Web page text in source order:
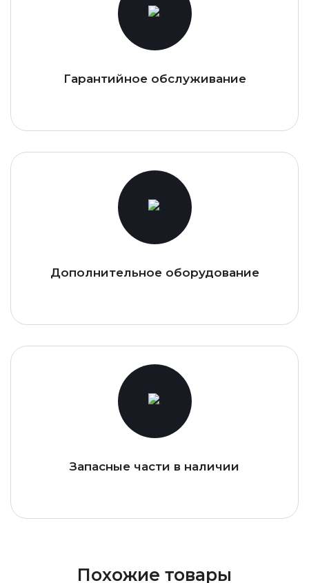
Гарантийное обслуживание
Дополнительное оборудование
Запасные части в наличии
Похожие товары